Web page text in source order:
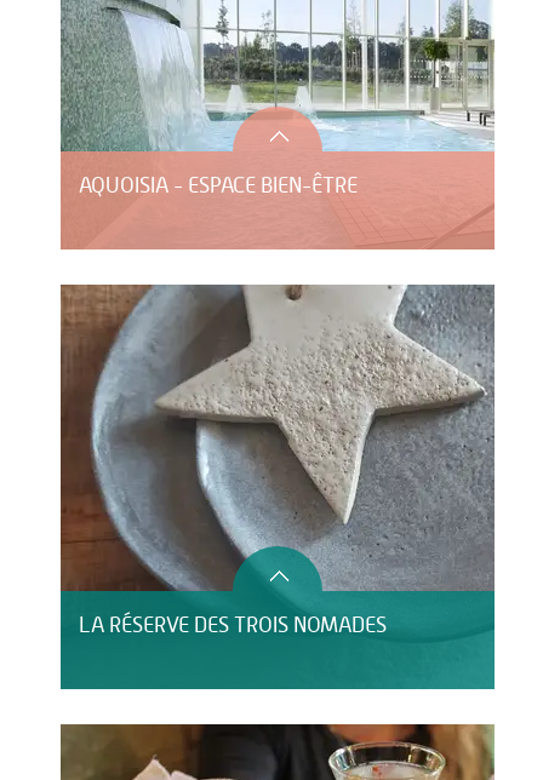
AQUOISIA - ESPACE BIEN-ÊTRE
LA RÉSERVE DES TROIS NOMADES